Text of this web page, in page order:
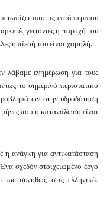
από τις επτά περίπου
γειτονιές η παροχή του
η πίεσή του είναι χαμηλή.
ενημέρωση για τους
το σημερινό περιστατικό
στην υδροδότηση
που η κατανάλωση είναι
η ανάγκη για αντικατάσταση
σχεδόν στοιχειωμένο έργο
ως συνήθως στις ελληνικές